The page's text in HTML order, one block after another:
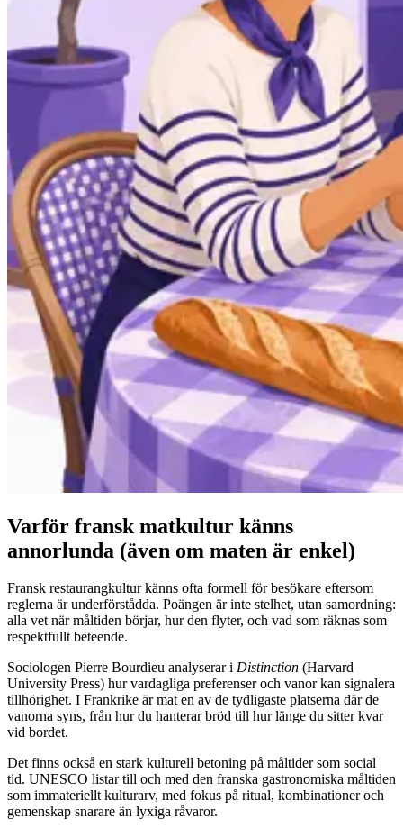
Varför fransk matkultur känns
annorlunda (även om maten är enkel)
Fransk restaurangkultur känns ofta formell för besökare eftersom
reglerna är underförstådda. Poängen är inte stelhet, utan samordning:
alla vet när måltiden börjar, hur den flyter, och vad som räknas som
respektfullt beteende.
Sociologen Pierre Bourdieu analyserar i Distinction (Harvard
University Press) hur vardagliga preferenser och vanor kan signalera
tillhörighet. I Frankrike är mat en av de tydligaste platserna där de
vanorna syns, från hur du hanterar bröd till hur länge du sitter kvar
vid bordet.
Det finns också en stark kulturell betoning på måltider som social
tid. UNESCO listar till och med den franska gastronomiska måltiden
som immateriellt kulturarv, med fokus på ritual, kombinationer och
gemenskap snarare än lyxiga råvaror.